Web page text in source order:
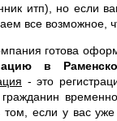
итп), но если
все возможное,
готова
в
- это
если у вас уже